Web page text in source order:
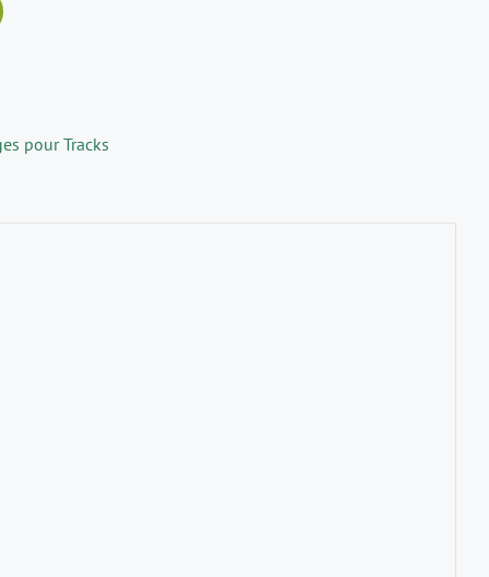
pour Tracks